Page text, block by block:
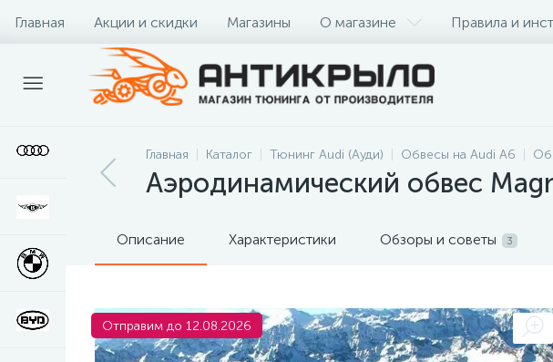
Главная Акции и скидки Магазины О магазине Правила и
Главная Каталог Тюнинг Audi (Ауди) Обвесы на Audi A6
Аэродинамический обвес
Описание Характеристики Обзоры и советы 3
Отправим до 12.08.2026